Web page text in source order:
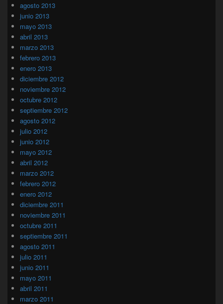
agosto 2013
junio 2013
mayo 2013
abril 2013
marzo 2013
febrero 2013
enero 2013
diciembre 2012
noviembre 2012
octubre 2012
septiembre 2012
agosto 2012
julio 2012
junio 2012
mayo 2012
abril 2012
marzo 2012
febrero 2012
enero 2012
diciembre 2011
noviembre 2011
octubre 2011
septiembre 2011
agosto 2011
julio 2011
junio 2011
mayo 2011
abril 2011
marzo 2011